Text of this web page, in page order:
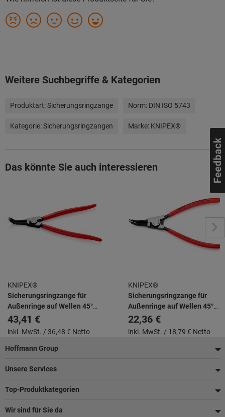
Weitere Suchbegriffe & Kategorien
Produktart:Sicherungsringzange Norm: DIN ISO 5743
Kategorie:Sicherungsringzangen Marke: KNIPEX®
Das könnte Sie auch interessieren
KNIPEX®
Sicherungsringzange für
Außenringe auf Wellen 45°
gewinkelt mit Kunststoff
überzogen schwarz
atramentiert 310 mm
43,41 €
inkl. MwSt. / 36,48 € Netto
KNIPEX®
Sicherungsringzange für
Außenringe auf Wellen 45°
gewinkelt mit Kunststoff
überzogen schwarz
atramentiert 185 mm
22,36 €
inkl. MwSt. / 18,79 € Netto
Fußzeile
Hoffmann Group
Unsere Services
Top-Produktkategorien
Wir sind für Sie da